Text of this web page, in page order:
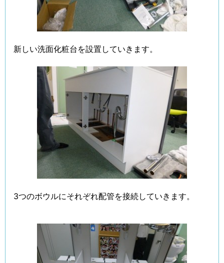
新しい洗面化粧台を設置していきます。
3つのボウルにそれぞれ配管を接続していきます。